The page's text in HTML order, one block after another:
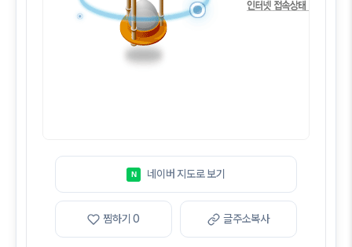
N 네이버 지도로 보기
찜하기 0 글주소복사